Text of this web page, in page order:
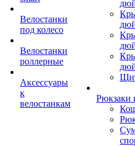
Велостанки
под колесо
Велостанки
роллерные
Аксессуары
к
велостанкам
Рюкзаки